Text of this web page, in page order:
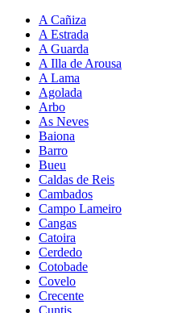
A Cañiza
A Estrada
A Guarda
A Illa de Arousa
A Lama
Agolada
Arbo
As Neves
Baiona
Barro
Bueu
Caldas de Reis
Cambados
Campo Lameiro
Cangas
Catoira
Cerdedo
Cotobade
Covelo
Crecente
Cuntis